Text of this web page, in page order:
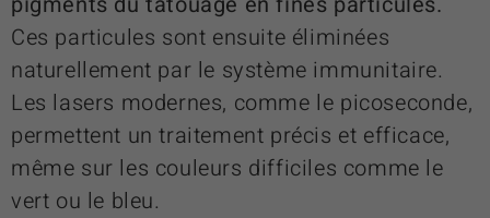
Ces particules sont ensuite éliminées
naturellement par le système immunitaire.
Les lasers modernes, comme le picoseconde,
permettent un traitement précis et efficace,
même sur les couleurs difficiles comme le
vert ou le bleu.